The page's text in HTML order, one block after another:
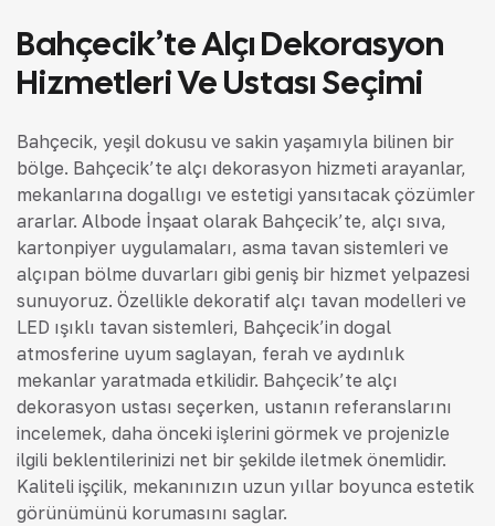
Bahçecik’te Alçı Dekorasyon
Hizmetleri Ve Ustası Seçimi
Bahçecik, yeşil dokusu ve sakin yaşamıyla bilinen bir
bölge. Bahçecik’te alçı dekorasyon hizmeti arayanlar,
mekanlarına doğallığı ve estetiği yansıtacak çözümler
ararlar. Albode İnşaat olarak Bahçecik’te, alçı sıva,
kartonpiyer uygulamaları, asma tavan sistemleri ve
alçıpan bölme duvarları gibi geniş bir hizmet yelpazesi
sunuyoruz. Özellikle dekoratif alçı tavan modelleri ve
LED ışıklı tavan sistemleri, Bahçecik’in doğal
atmosferine uyum sağlayan, ferah ve aydınlık
mekanlar yaratmada etkilidir. Bahçecik’te alçı
dekorasyon ustası seçerken, ustanın referanslarını
incelemek, daha önceki işlerini görmek ve projenizle
ilgili beklentilerinizi net bir şekilde iletmek önemlidir.
Kaliteli işçilik, mekanınızın uzun yıllar boyunca estetik
görünümünü korumasını sağlar.